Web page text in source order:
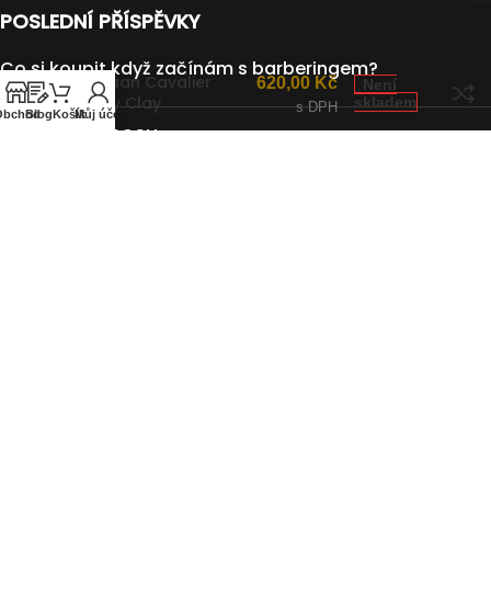
POSLEDNÍ PŘÍSPĚVKY
Co si koupit když začínám s barberingem?
BROSH
BlogKošíkMůj účet
BluMaan Cavalier
Heavy Clay
620,00 Kč
s DPH
Není
skladem